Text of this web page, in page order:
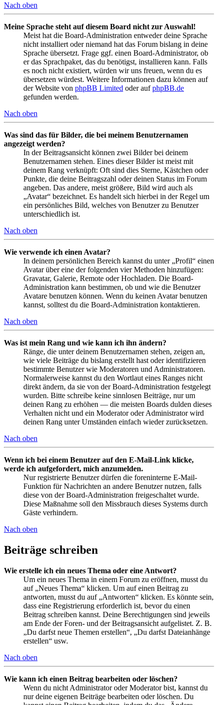
Nach oben
Meine Sprache steht auf diesem Board nicht zur Auswahl!
Meist hat die Board-Administration entweder deine Sprache
nicht installiert oder niemand hat das Forum bislang in deine
Sprache übersetzt. Frage ggf. einen Board-Administrator, ob
er das Sprachpaket, das du benötigst, installieren kann. Falls
es noch nicht existiert, würden wir uns freuen, wenn du es
übersetzen würdest. Weitere Informationen dazu können auf
der Website von phpBB Limited oder aufphpBB.de
gefunden werden.
Nach oben
Was sind das für Bilder, die bei meinem Benutzernamen
angezeigt werden?
In der Beitragsansicht können zwei Bilder bei deinem
Benutzernamen stehen. Eines dieser Bilder ist meist mit
deinem Rang verknüpft: Oft sind dies Sterne, Kästchen oder
Punkte, die deine Beitragszahl oder deinen Status im Forum
angeben. Das andere, meist größere, Bild wird auch als
„Avatar“ bezeichnet. Es handelt sich hierbei in der Regel um
ein persönliches Bild, welches von Benutzer zu Benutzer
unterschiedlich ist.
Nach oben
Wie verwende ich einen Avatar?
In deinem persönlichen Bereich kannst du unter „Profil“ einen
Avatar über eine der folgenden vier Methoden hinzufügen:
Gravatar, Galerie, Remote oder Hochladen. Die Board-
Administration kann bestimmen, ob und wie die Benutzer
Avatare benutzen können. Wenn du keinen Avatar benutzen
kannst, solltest du die Board-Administration kontaktieren.
Nach oben
Was ist mein Rang und wie kann ich ihn ändern?
Ränge, die unter deinem Benutzernamen stehen, zeigen an,
wie viele Beiträge du bislang erstellt hast oder identifizieren
bestimmte Benutzer wie Moderatoren und Administratoren.
Normalerweise kannst du den Wortlaut eines Ranges nicht
direkt ändern, da sie von der Board-Administration festgelegt
wurden. Bitte schreibe keine sinnlosen Beiträge, nur um
deinen Rang zu erhöhen — die meisten Boards dulden dieses
Verhalten nicht und ein Moderator oder Administrator wird
deinen Rang unter Umständen einfach wieder zurücksetzen.
Nach oben
Wenn ich bei einem Benutzer auf den E-Mail-Link klicke,
werde ich aufgefordert, mich anzumelden.
Nur registrierte Benutzer dürfen die foreninterne E-Mail-
Funktion für Nachrichten an andere Benutzer nutzen, falls
diese von der Board-Administration freigeschaltet wurde.
Diese Maßnahme soll den Missbrauch dieses Systems durch
Gäste verhindern.
Nach oben
Beiträge schreiben
Wie erstelle ich ein neues Thema oder eine Antwort?
Um ein neues Thema in einem Forum zu eröffnen, musst du
auf „Neues Thema“ klicken. Um auf einen Beitrag zu
antworten, musst du auf „Antworten“ klicken. Es könnte sein,
dass eine Registrierung erforderlich ist, bevor du einen
Beitrag schreiben kannst. Deine Berechtigungen sind jeweils
am Ende der Foren- und der Beitragsansicht aufgelistet. Z. B.
„Du darfst neue Themen erstellen“, „Du darfst Dateianhänge
erstellen“ usw.
Nach oben
Wie kann ich einen Beitrag bearbeiten oder löschen?
Wenn du nicht Administrator oder Moderator bist, kannst du
nur deine eigenen Beiträge bearbeiten oder löschen. Du